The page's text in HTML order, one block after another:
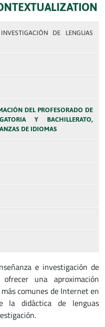
DE LENGUAS
DEL PROFESORADO DE
Y BACHILLERATO,
DE IDIOMAS
e investigación de
una aproximación
comunes de Internet en
la didáctica de lenguas